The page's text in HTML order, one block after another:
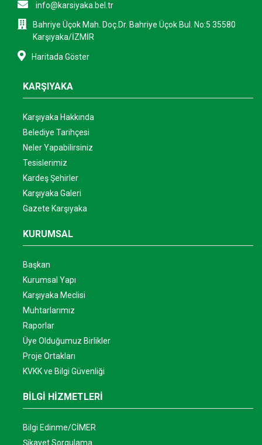
info@karsiyaka.bel.tr
Bahriye Üçok Mah. Doç.Dr. Bahriye Üçok Bul. No:5 35580
Karşıyaka/İZMİR
Haritada Göster
KARŞIYAKA
Karşıyaka Hakkında
Belediye Tarihçesi
Neler Yapabilirsiniz
Tesislerimiz
Kardeş Şehirler
Karşıyaka Galeri
Gazete Karşıyaka
KURUMSAL
Başkan
Kurumsal Yapı
Karşıyaka Meclisi
Muhtarlarımız
Raporlar
Üye Olduğumuz Birlikler
Proje Ortakları
KVKK ve Bilgi Güvenliği
BİLGİ HİZMETLERİ
Bilgi Edinme/CİMER
Şikayet Sorgulama